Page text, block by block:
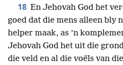
18 En Jehovah God het
goed dat die mens alleen bly
helper maak, as ’n
Jehovah God het uit die
die veld en al die voëls van